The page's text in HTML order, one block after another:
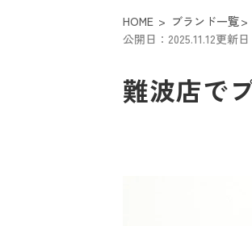
HOME ブランド一覧
公開日：2025.11.12更新日
難波店で